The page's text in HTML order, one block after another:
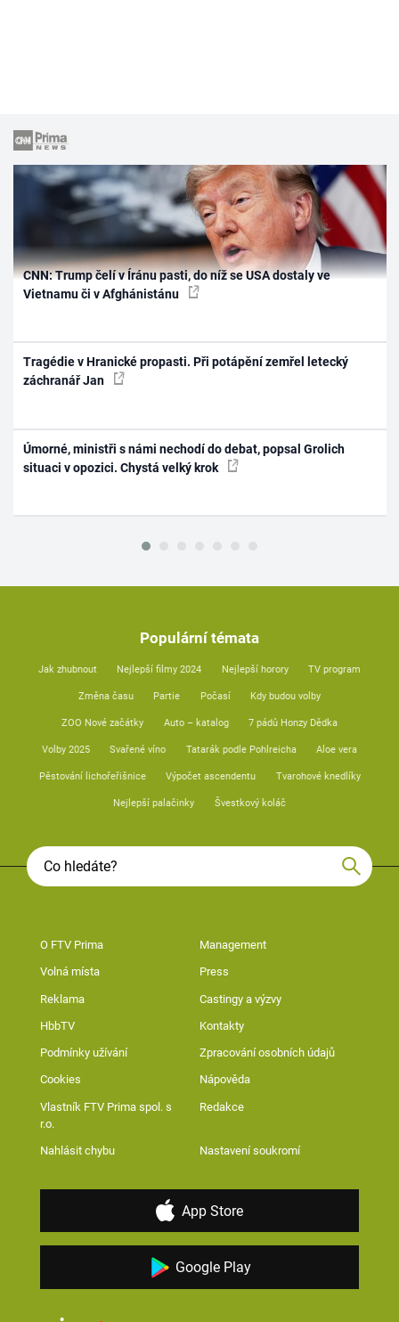
CNN: Trump čelí v Íránu pasti, do níž se USA dostaly ve
Vietnamu či v Afghánistánu
Tragédie v Hranické propasti. Při potápění zemřel letecký
záchranář Jan
Úmorné, ministři s námi nechodí do debat, popsal Grolich
situaci v opozici. Chystá velký krok
Populární témata
Jak zhubnout Nejlepší filmy 2024 Nejlepší horory TV program
Změna času Partie Počasí Kdy budou volby
ZOO Nové začátky Auto – katalog 7 pádů Honzy Dědka
Volby 2025 Svařené víno Tatarák podle Pohlreicha Aloe vera
Pěstování lichořeřišnice Výpočet ascendentu Tvarohové knedlíky
Nejlepší palačinky Švestkový koláč
O FTV Prima Management
Volná místa Press
Reklama Castingy a výzvy
HbbTV Kontakty
Podmínky užívání Zpracování osobních údajů
Cookies Nápověda
Vlastník FTV Prima spol. s
r.o.
Redakce
Nahlásit chybu Nastavení soukromí
App Store
Google Play